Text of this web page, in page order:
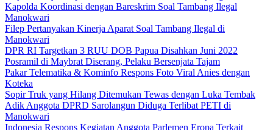
Kapolda Koordinasi dengan Bareskrim Soal Tambang Ilegal
Manokwari
Filep Pertanyakan Kinerja Aparat Soal Tambang Ilegal di
Manokwari
DPR RI Targetkan 3 RUU DOB Papua Disahkan Juni 2022
Posramil di Maybrat Diserang, Pelaku Bersenjata Tajam
Pakar Telematika & Kominfo Respons Foto Viral Anies dengan
Koteka
Sopir Truk yang Hilang Ditemukan Tewas dengan Luka Tembak
Adik Anggota DPRD Sarolangun Diduga Terlibat PETI di
Manokwari
Indonesia Respons Kegiatan Anggota Parlemen Eropa Terkait